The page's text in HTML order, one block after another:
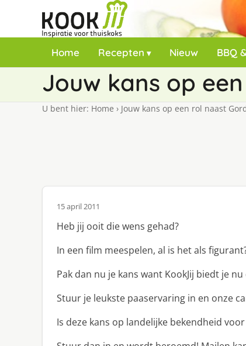
Home Recepten Nieuw BBQ
Jouw kans op
U bent hier: Home › Jouw kans op een rol naast
15 april 2011
Heb jij ooit die wens gehad?
In een film meespelen, al is het als
Pak dan nu je kans want KookJij biedt je
Stuur je leukste paaservaring in en onze
Is deze kans op landelijke bekendheid